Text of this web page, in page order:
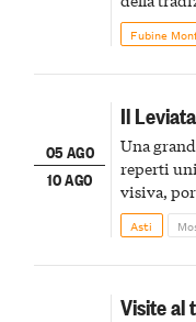
Fubine
05 AGO
10 AGO
Il
Una
reperti
visiva,
della
Asti
Visite al